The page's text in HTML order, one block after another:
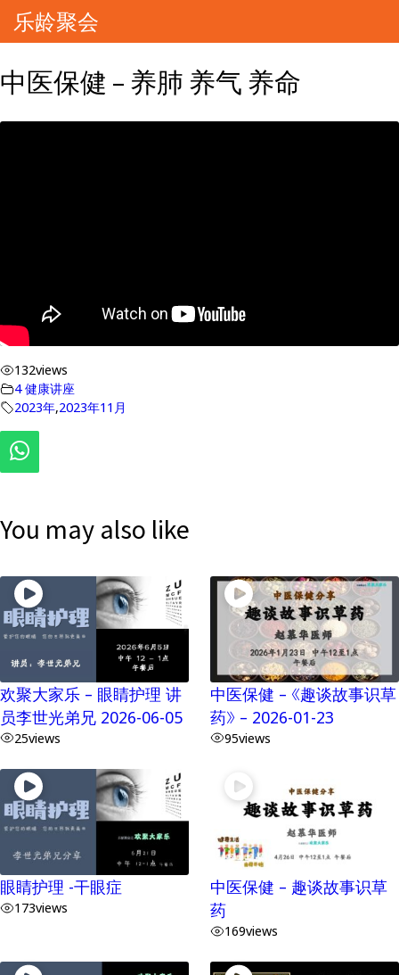
乐龄聚会
中医保健 – 养肺 养气 养命
132views
4 健康讲座
2023年,2023年11月
You may also like
欢聚大家乐 – 眼睛护理 讲
员李世光弟兄 2026-06-05
25views
中医保健 – 《趣谈故事识草
药》 – 2026-01-23
95views
眼睛护理 -干眼症
173views
中医保健 – 趣谈故事识草
药
169views